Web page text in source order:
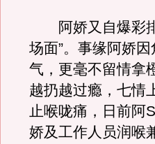
阿娇又自爆彩排
场面”。事缘阿娇
气，更毫不留情拿
越扔越过瘾，七情
止喉咙痛，日前阿
娇及工作人员润喉